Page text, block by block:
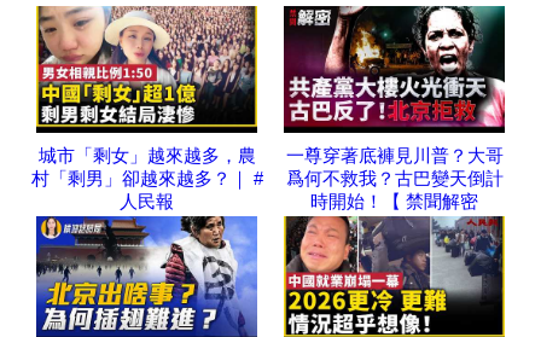
城市「剩女」越來越多，農
村「剩男」卻越來越多？｜ #
人民報
一尊穿著底褲見川普？大哥
爲何不救我？古巴變天倒計
時開始！【 禁聞解密